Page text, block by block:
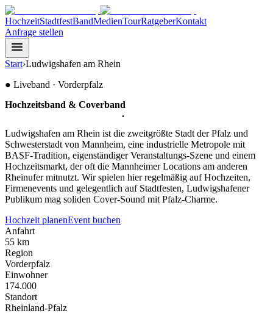
HochzeitStadtfestBandMedienTourRatgeberKontakt
Anfrage stellen
Start›Ludwigshafen am Rhein
● Liveband · Vorderpfalz
Hochzeitsband & Coverband
.
Ludwigshafen am Rhein ist die zweitgrößte Stadt der Pfalz und
Schwesterstadt von Mannheim, eine industrielle Metropole mit
BASF-Tradition, eigenständiger Veranstaltungs-Szene und einem
Hochzeitsmarkt, der oft die Mannheimer Locations am anderen
Rheinufer mitnutzt. Wir spielen hier regelmäßig auf Hochzeiten,
Firmenevents und gelegentlich auf Stadtfesten, Ludwigshafener
Publikum mag soliden Cover-Sound mit Pfalz-Charme.
Hochzeit planenEvent buchen
Anfahrt
55 km
Region
Vorderpfalz
Einwohner
174.000
Standort
Rheinland-Pfalz